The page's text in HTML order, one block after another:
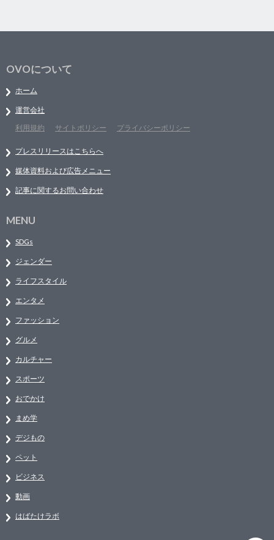
OVOについて
ホーム
運営会社
利用規約
サイトポリシー プライバシーポリシー
プレスリリースはこちらへ
媒体資料および広告メニュー
記事に関するお問い合わせ
MENU
SDGs
ジェンダー
ライフスタイル
エンタメ
ファッション
グルメ
カルチャー
スポーツ
おでかけ
まめ学
デジもの
ペット
ビジネス
動画
はばたけラボ